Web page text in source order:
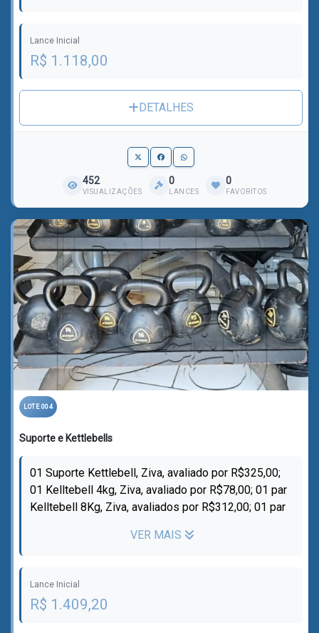
Lance Inicial
R$ 1.118,00
DETALHES
452
VISUALIZAÇÕES
0
LANCES
0
FAVORITOS
LOTE 004
Suporte e Kettlebells
01 Suporte Kettlebell, Ziva, avaliado por R$325,00;
01 Kelltebell 4kg, Ziva, avaliado por R$78,00; 01 par
Kelltebell 8Kg, Ziva, avaliados por R$312,00; 01 par
VER MAIS
Lance Inicial
R$ 1.409,20